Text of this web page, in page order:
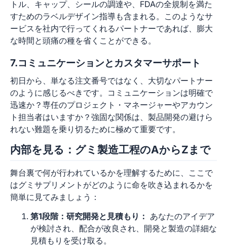
トル、キャップ、シールの調達や、FDAの全規制を満た
すためのラベルデザイン指導も含まれる。このようなサ
ービスを社内で行ってくれるパートナーであれば、膨大
な時間と頭痛の種を省くことができる。
7.コミュニケーションとカスタマーサポート
初日から、単なる注文番号ではなく、大切なパートナー
のように感じるべきです。コミュニケーションは明確で
迅速か？専任のプロジェクト・マネージャーやアカウン
ト担当者はいますか？強固な関係は、製品開発の避けら
れない難題を乗り切るために極めて重要です。
内部を見る：グミ製造工程のAからZまで
舞台裏で何が行われているかを理解するために、ここで
はグミサプリメントがどのように命を吹き込まれるかを
簡単に見てみましょう：
第1段階：研究開発と見積もり： あなたのアイデア
が検討され、配合が改良され、開発と製造の詳細な
見積もりを受け取る。